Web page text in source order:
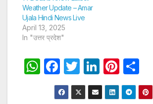
Weather Update – Amar
Ujala Hindi News Live
April 13, 2025
In "उत्तर प्रदेश"
W F
a
c
T
w
itt
Li
n
k
Pi
nt
er
h
ar